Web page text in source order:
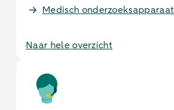
Medisch onderzoeksapparaat
Naar hele overzicht